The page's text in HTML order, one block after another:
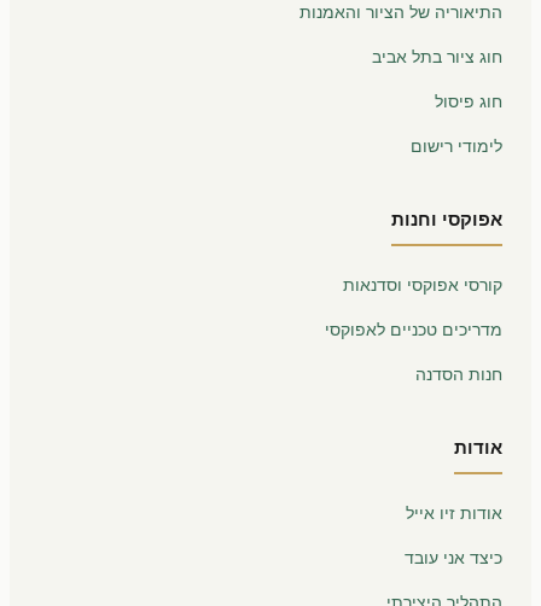
התיאוריה של הציור והאמנות
חוג ציור בתל אביב
חוג פיסול
לימודי רישום
אפוקסי וחנות
קורסי אפוקסי וסדנאות
מדריכים טכניים לאפוקסי
חנות הסדנה
אודות
אודות זיו אייל
כיצד אני עובד